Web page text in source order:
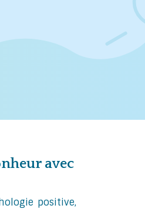
avec
positive,